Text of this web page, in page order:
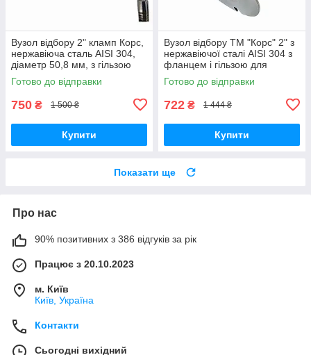
Вузол відбору 2" кламп Корс,
нержавіюча сталь AISI 304,
діаметр 50,8 мм, з гільзою
для термометра
Готово до відправки
750 ₴ 1 500 ₴
Купити
Вузол відбору ТМ "Корс" 2" з
нержавіючої сталі AISI 304 з
фланцем і гільзою для
термометра
Готово до відправки
722 ₴ 1 444 ₴
Купити
Показати ще
Про нас
90% позитивних з 386 відгуків за рік
Працює з 20.10.2023
м. Київ
Київ, Україна
Контакти
Сьогодні вихідний